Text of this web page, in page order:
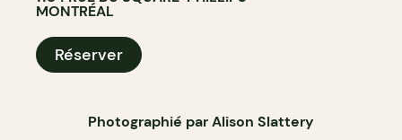
MONTRÉAL
Réserver
Photographié par Alison Slattery